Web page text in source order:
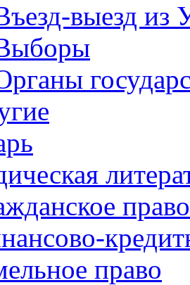
выезд из
право
право